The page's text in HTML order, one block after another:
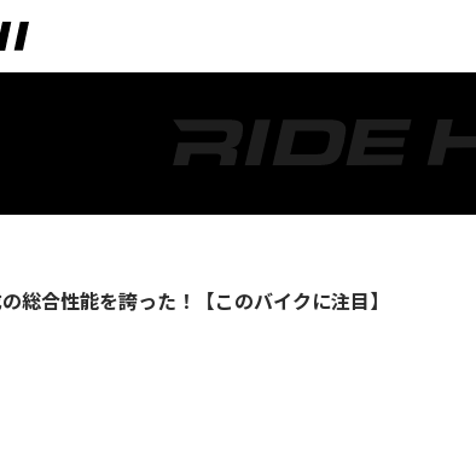
総合性能を誇った！【このバイクに注目】